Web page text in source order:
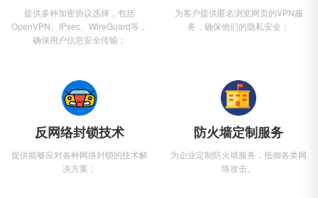
提供多种加密协议选择，包括
OpenVPN、IPsec、WireGuard等，
确保用户信息安全传输；
反网络封锁技术
提供能够应对各种网络封锁的技术解
决方案；
为客户提供匿名浏览网页的VPN服
务，确保他们的隐私安全；
防火墙定制服务
为企业定制防火墙服务，抵御各类网
络攻击。